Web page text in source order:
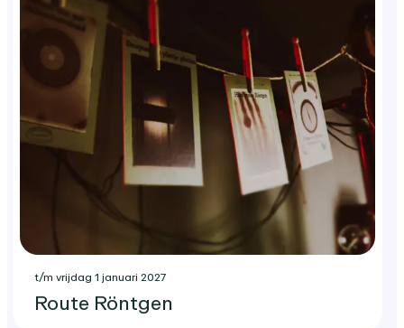
t/m vrijdag 1 januari 2027
Route Röntgen